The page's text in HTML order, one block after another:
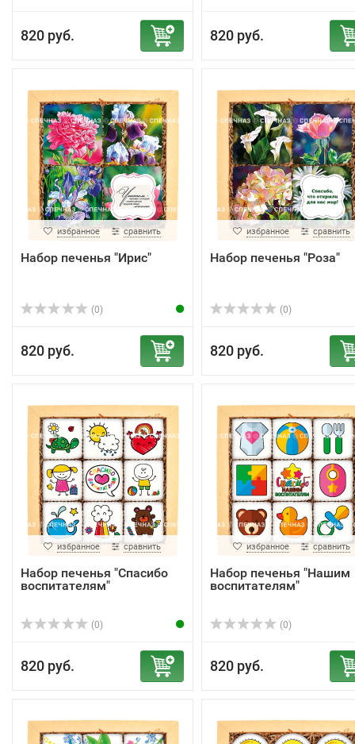
820 руб. 820 руб.
избранное сравнить
Набор печенья "Ирис"
(0)
820 руб.
избранное сравнить
Набор печенья "Роза"
(0)
820 руб.
избранное сравнить
Набор печенья "Спасибо
воспитателям"
(0)
820 руб.
избранное сравнить
Набор печенья "Нашим
воспитателям"
(0)
820 руб.